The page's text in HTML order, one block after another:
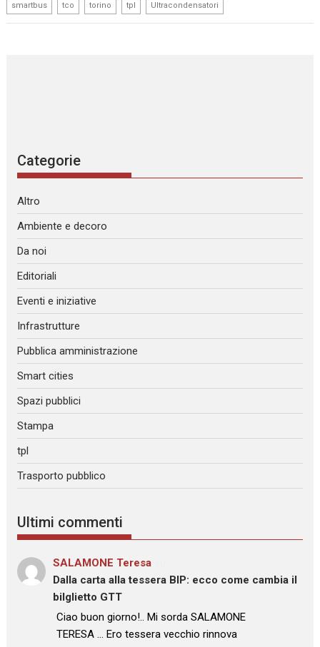
smartbus tco torino tpl Ultracondensatori
Categorie
Altro
Ambiente e decoro
Da noi
Editoriali
Eventi e iniziative
Infrastrutture
Pubblica amministrazione
Smart cities
Spazi pubblici
Stampa
tpl
Trasporto pubblico
Ultimi commenti
SALAMONE Teresa
Dalla carta alla tessera BIP: ecco come cambia il
bilglietto GTT
: “
Ciao buon giorno!.. Mi sorda SALAMONE
TERESA … Ero tessera vecchio rinnova